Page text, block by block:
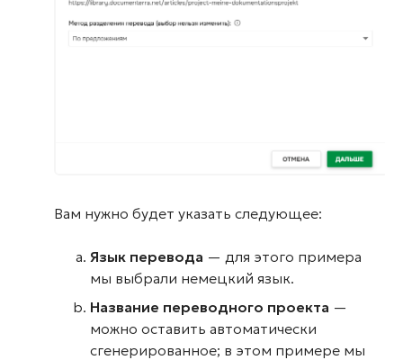
Вам нужно будет указать следующее:
Язык перевода — для этого примера
мы выбрали немецкий язык.
Название переводного проекта —
можно оставить автоматически
сгенерированное; в этом примере мы